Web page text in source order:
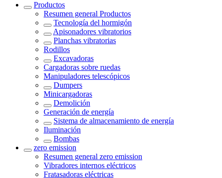
Productos
Resumen general Productos
Tecnología del hormigón
Apisonadores vibratorios
Planchas vibratorias
Rodillos
Excavadoras
Cargadoras sobre ruedas
Manipuladores telescópicos
Dumpers
Minicargadoras
Demolición
Generación de energía
Sistema de almacenamiento de energía
Iluminación
Bombas
zero emission
Resumen general zero emission
Vibradores internos eléctricos
Fratasadoras eléctricas